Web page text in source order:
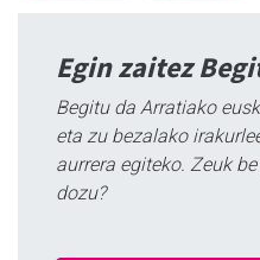
Egin zaitez
Begitu da Arratiako
eta zu bezalako
aurrera egiteko. Zeuk
dozu?